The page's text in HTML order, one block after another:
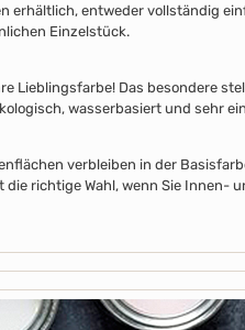
erhältlich, entweder vollständig
Einzelstück.
Lieblingsfarbe! Das besondere
wasserbasiert und sehr
verbleiben in der
richtige Wahl, wenn Sie Innen-